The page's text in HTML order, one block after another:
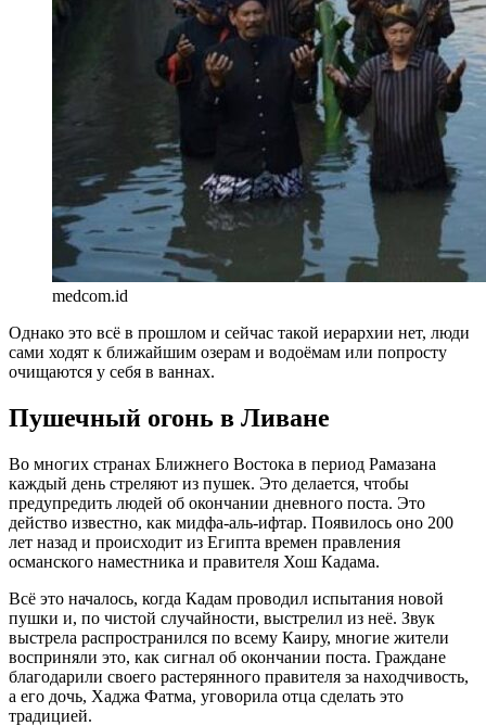
medcom.id
Однако это всё в прошлом и сейчас такой иерархии нет, люди
сами ходят к ближайшим озерам и водоёмам или попросту
очищаются у себя в ваннах.
Пушечный огонь в Ливане
Во многих странах Ближнего Востока в период Рамазана
каждый день стреляют из пушек. Это делается, чтобы
предупредить людей об окончании дневного поста. Это
действо известно, как мидфа-аль-ифтар. Появилось оно 200
лет назад и происходит из Египта времен правления
османского наместника и правителя Хош Кадама.
Всё это началось, когда Кадам проводил испытания новой
пушки и, по чистой случайности, выстрелил из неё. Звук
выстрела распространился по всему Каиру, многие жители
восприняли это, как сигнал об окончании поста. Граждане
благодарили своего растерянного правителя за находчивость,
а его дочь, Хаджа Фатма, уговорила отца сделать это
традицией.